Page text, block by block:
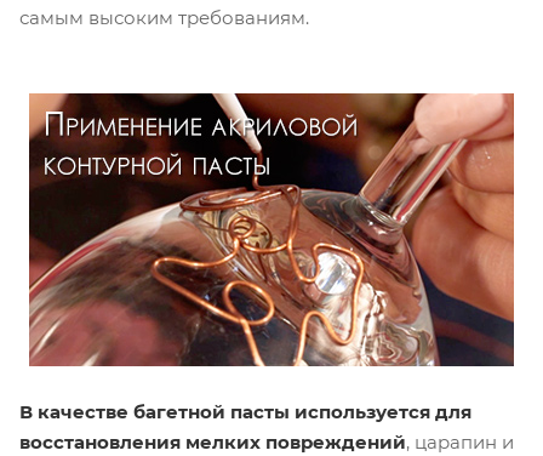
самым высоким требованиям.
В качестве багетной пасты используется для
восстановления мелких повреждений, царапин и